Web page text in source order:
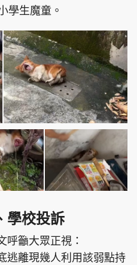
學生魔童。
學校投訴
呼籲大眾正視：
逃離現幾人利用該弱點持